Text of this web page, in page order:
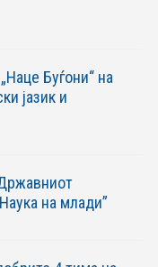
Буѓони“ на
јазик и
на млади”